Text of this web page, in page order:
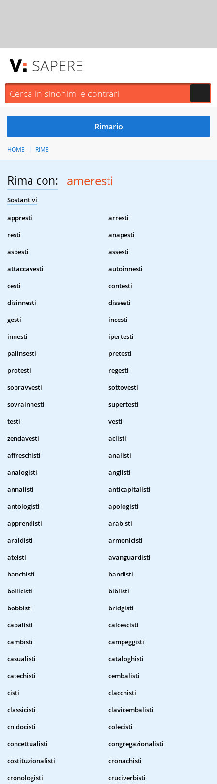
SAPERE
HOME RIME
Rima con: ameresti
Sostantivi
appresti
arresti
resti
anapesti
asbesti
assesti
attaccavesti
autoinnesti
cesti
contesti
disinnesti
dissesti
gesti
incesti
innesti
ipertesti
palinsesti
pretesti
protesti
regesti
sopravvesti
sottovesti
sovrainnesti
supertesti
testi
vesti
zendavesti
aclisti
affreschisti
analisti
analogisti
anglisti
annalisti
anticapitalisti
antologisti
apologisti
apprendisti
arabisti
araldisti
armonicisti
ateisti
avanguardisti
banchisti
bandisti
bellicisti
biblisti
bobbisti
bridgisti
cabalisti
calcescisti
cambisti
campeggisti
casualisti
cataloghisti
catechisti
cembalisti
cisti
clacchisti
classicisti
clavicembalisti
cnidocisti
colecisti
concettualisti
congregazionalisti
costituzionalisti
cronachisti
cronologisti
cruciverbisti